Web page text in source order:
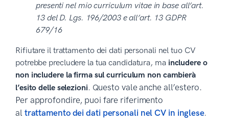
presenti nel mio curriculum vitae in base all’art.
13 del D. Lgs. 196/2003 e all’art. 13 GDPR
679/16
Rifiutare il trattamento dei dati personali nel tuo CV
potrebbe precludere la tua candidatura, ma includere o
non includere la firma sul curriculum non cambierà
l’esito delle selezioni. Questo vale anche all’estero.
Per approfondire, puoi fare riferimento
al trattamento dei dati personali nel CV in inglese.